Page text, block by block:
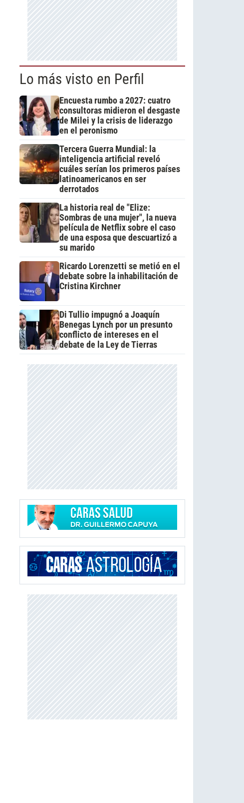
Lo más visto en Perfil
Encuesta rumbo a 2027: cuatro
consultoras midieron el desgaste
de Milei y la crisis de liderazgo
en el peronismo
Tercera Guerra Mundial: la
inteligencia artificial reveló
cuáles serían los primeros países
latinoamericanos en ser
derrotados
La historia real de "Elize:
Sombras de una mujer", la nueva
película de Netflix sobre el caso
de una esposa que descuartizó a
su marido
Ricardo Lorenzetti se metió en el
debate sobre la inhabilitación de
Cristina Kirchner
Di Tullio impugnó a Joaquín
Benegas Lynch por un presunto
conflicto de intereses en el
debate de la Ley de Tierras